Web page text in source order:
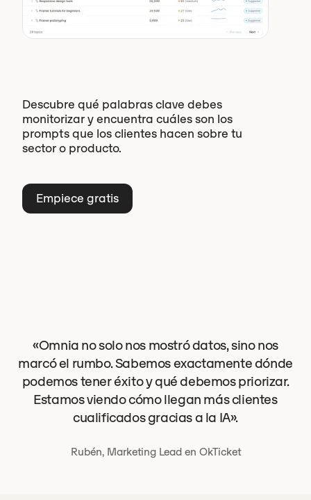
Descubre qué palabras clave debes
monitorizar y encuentra cuáles son los
prompts que los clientes hacen sobre tu
sector o producto.
Empiece gratis
«Omnia no solo nos mostró datos, sino nos
marcó el rumbo. Sabemos exactamente dónde
podemos tener éxito y qué debemos priorizar.
Estamos viendo cómo llegan más clientes
cualificados gracias a la IA».
Rubén, Marketing Lead en OkTicket